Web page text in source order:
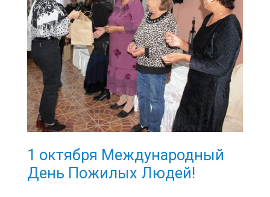
1 октября Международный
День Пожилых Людей!